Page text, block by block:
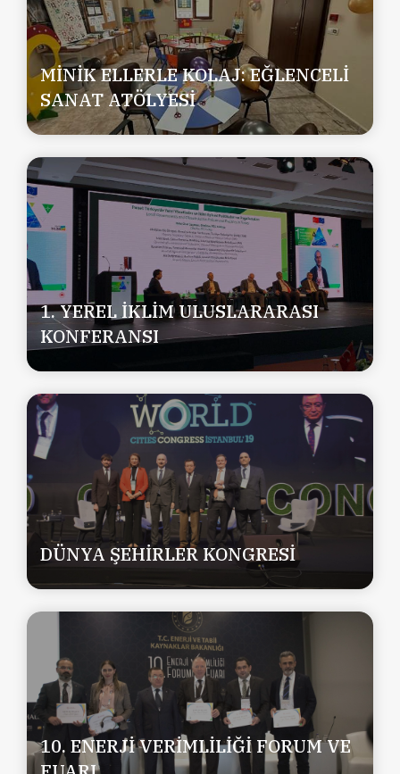
MİNİK ELLERLE KOLAJ: EĞLENCELİ
SANAT ATÖLYESİ
1. YEREL İKLİM ULUSLARARASI
KONFERANSI
DÜNYA ŞEHİRLER KONGRESİ
10. ENERJİ VERİMLİLİĞİ FORUM VE